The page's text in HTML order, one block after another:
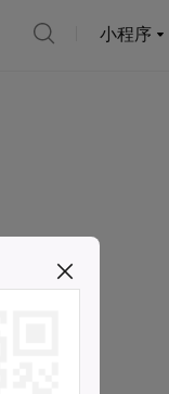
小程序